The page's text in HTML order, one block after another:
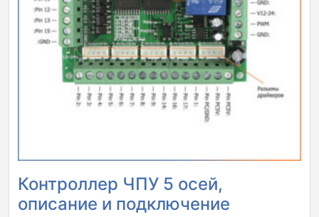
Контроллер ЧПУ 5 осей,
описание и подключение